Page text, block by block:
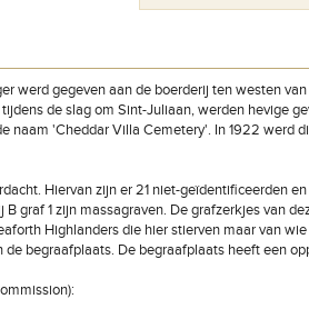
werd gegeven aan de boerderij ten westen
de slag om Sint-Juliaan, werden hevige
naam 'Cheddar Villa Cemetery'. In 1922 werd
Hiervan zijn er 21 niet-geïdentificeerden
graf 1 zijn massagraven. De grafzerkjes van
Highlanders die hier stierven maar van
begraafplaats. De begraafplaats heeft een